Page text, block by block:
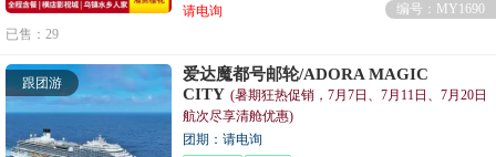
请电询
编号：MY1690
已售：29
跟团游
爱达魔都号邮轮/ADORA MAGIC
CITY (暑期狂热促销，7月7日、7月11日、7月20日
航次尽享清舱优惠)
团期：请电询